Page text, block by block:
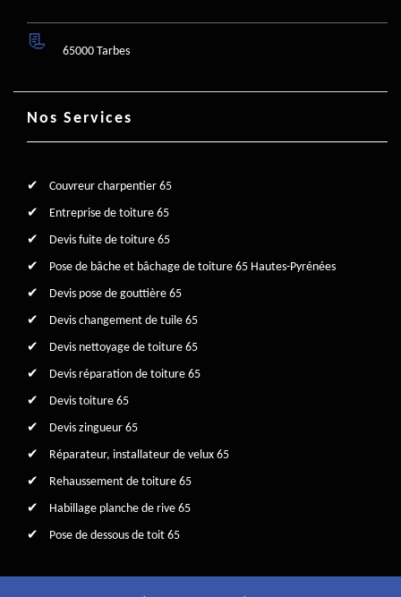
65000 Tarbes
Nos Services
Couvreur charpentier 65
Entreprise de toiture 65
Devis fuite de toiture 65
Pose de bâche et bâchage de toiture 65 Hautes-Pyrénées
Devis pose de gouttière 65
Devis changement de tuile 65
Devis nettoyage de toiture 65
Devis réparation de toiture 65
Devis toiture 65
Devis zingueur 65
Réparateur, installateur de velux 65
Rehaussement de toiture 65
Habillage planche de rive 65
Pose de dessous de toit 65